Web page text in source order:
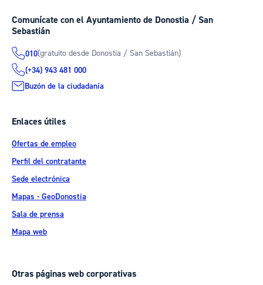
Comunícate con el Ayuntamiento de Donostia / San
Sebastián
010(gratuito desde Donostia / San Sebastián)
(+34) 943 481 000
Buzón de la ciudadanía
Enlaces útiles
Ofertas de empleo
Perfil del contratante
Sede electrónica
Mapas - GeoDonostia
Sala de prensa
Mapa web
Otras páginas web corporativas